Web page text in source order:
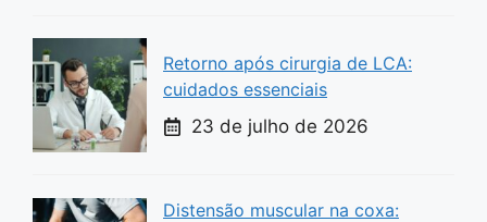
Retorno após cirurgia de LCA:
cuidados essenciais
23 de julho de 2026
Distensão muscular na coxa: